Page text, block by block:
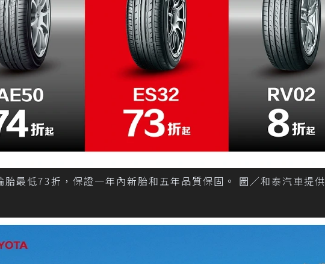
胎最低73折，保證一年內新胎和五年品質保固。 圖／和泰汽車提供